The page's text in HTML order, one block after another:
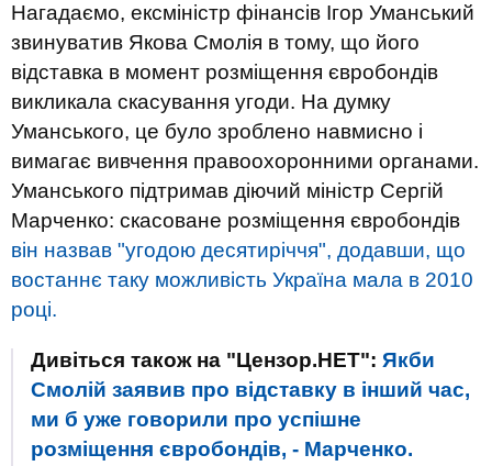
Нагадаємо, ексміністр фінансів Ігор Уманський
звинуватив Якова Смолія в тому, що його
відставка в момент розміщення євробондів
викликала скасування угоди. На думку
Уманського, це було зроблено навмисно і
вимагає вивчення правоохоронними органами.
Уманського підтримав діючий міністр Сергій
Марченко: скасоване розміщення євробондів
він назвав "угодою десятиріччя", додавши, що
востаннє таку можливість Україна мала в 2010
році.
Дивіться також на "Цензор.НЕТ": Якби
Смолій заявив про відставку в інший час,
ми б уже говорили про успішне
розміщення євробондів, - Марченко.